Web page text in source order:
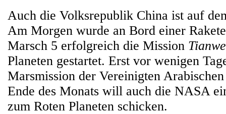
Auch die Volksrepublik China ist auf
Am Morgen wurde an Bord einer
Marsch 5 erfolgreich die Mission
Planeten gestartet. Erst vor wenigen
Marsmission der Vereinigten
Ende des Monats will auch die NASA
zum Roten Planeten schicken.